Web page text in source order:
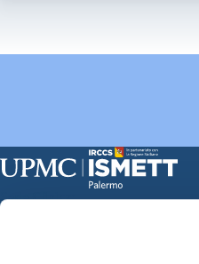
Sede Clinica: